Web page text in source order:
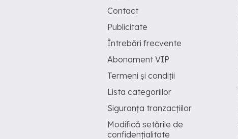
Contact
Publicitate
Întrebări frecvente
Abonament VIP
Termeni și condiții
Lista categoriilor
Siguranța tranzacțiilor
Modifică setările de
confidențialitate